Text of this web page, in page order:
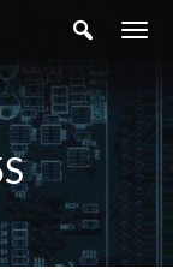
SZUKAJTOGGLE